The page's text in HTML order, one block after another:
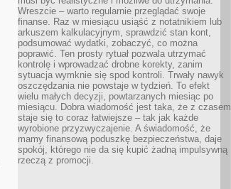
Wreszcie – warto regularnie przeglądać swoje
finanse. Raz w miesiącu usiąść z notatnikiem lub
arkuszem kalkulacyjnym, sprawdzić stan kont,
podsumować wydatki, zobaczyć, co można
poprawić. Ten prosty rytuał pozwala utrzymać
kontrolę i wprowadzać drobne korekty, zanim
sytuacja wymknie się spod kontroli. Trwały nawyk
oszczędzania nie powstaje w tydzień. To efekt
wielu małych decyzji, powtarzanych miesiąc po
miesiącu. Dobra wiadomość jest taka, że z czasem
staje się to coraz łatwiejsze – tak jak każde
wyrobione przyzwyczajenie. A świadomość, że
mamy finansową poduszkę bezpieczeństwa, daje
spokój, którego nie da się kupić żadną impulsywną
rzeczą z promocji.